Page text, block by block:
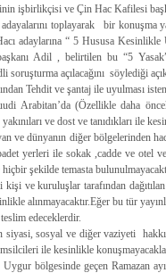
işbirlikçisi ve Çin Hac Kafilesi
toplayarak bir konuşma
adaylarına “ 5 Hususa
Adil , belirtilen bu “5
soruşturma açılacağını söylediği
Tehdit ve şantaj ile uyulması
Arabitan’da (Özellikle daha
ve dost ve tanıdıkları ile
ve dünyanın diğer bölgelerinden
yerleri ile sokak ,cadde ve otel
şekilde temasta
kişi ve kuruluşlar tarafından
alınmayacaktır.Eğer bu tür
edeceklerdir.
siyasi, sosyal ve diğer vaziyeti
ile kesinlikle
bölgesinde geçen Ramazan